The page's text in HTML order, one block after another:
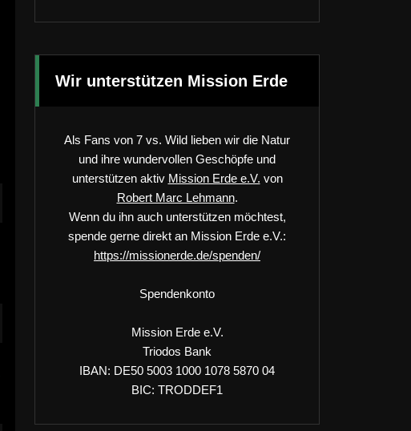
Wir unterstützen Mission Erde
Als Fans von 7 vs. Wild lieben wir die Natur
und ihre wundervollen Geschöpfe und
unterstützen aktiv Mission Erde e.V. von
Robert Marc Lehmann.
Wenn du ihn auch unterstützen möchtest,
spende gerne direkt an Mission Erde e.V.:
https://missionerde.de/spenden/
Spendenkonto
Mission Erde e.V.
Triodos Bank
IBAN: DE50 5003 1000 1078 5870 04
BIC: TRODDEF1